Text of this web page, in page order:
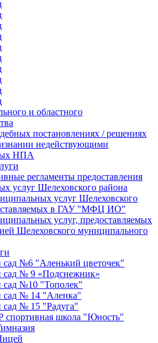
и областного
постановлениях / решениях
недействующими
НПА
регламенты предоставления
услуг Шелеховского района
услуг Шелеховского
в ГАУ "МФЦ ИО"
услуг, предоставляемых
Шелеховского муниципального
сад №6 "Аленький цветочек"
сад № 9 «Подснежник»
сад №10 "Тополек"
сад № 14 "Аленка"
сад № 15 "Радуга"
школа "Юность"